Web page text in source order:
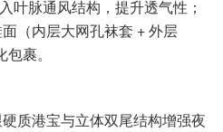
叶脉通风结构，提升透气性；
（内层大网孔袜套 + 外层
裹。
质港宝与立体双尾结构增强夜